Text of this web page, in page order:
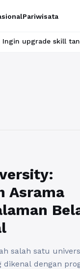
Pariwisata
skill tanpa ribet?
Asrama
salah satu
dikenal dengan